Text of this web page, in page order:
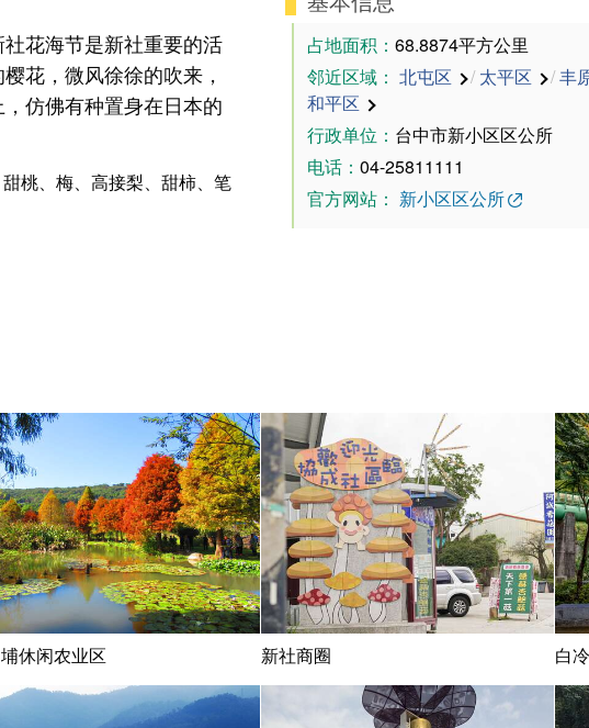
花海节是新社重要的活
花，微风徐徐的吹来，
仿佛有种置身在日本的
桃、梅、高接梨、甜柿、笔
占地面积：68.8874平方公里
邻近区域： 北屯区 / 太平区 /丰
和平区
行政单位： 台中市新小区区公所
电话：04-25811111
官方网站： 新小区区公所
休闲农业区 新社商圈 白